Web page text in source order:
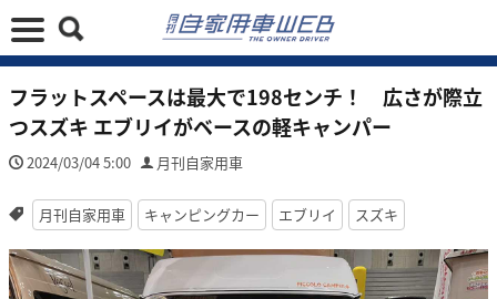
フラットスペースは最大で198センチ！ 広さが際立
つスズキ エブリイがベースの軽キャンパー
2024/03/04 5:00 月刊自家用車
月刊自家用車 キャンピングカー エブリイ スズキ